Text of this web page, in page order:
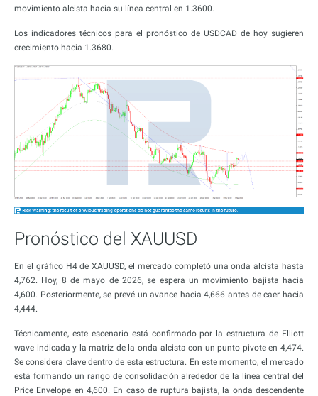
movimiento alcista hacia su línea central en 1.3600.
Los indicadores técnicos para el pronóstico de USDCAD de hoy sugieren
crecimiento hacia 1.3680.
Pronóstico del XAUUSD
En el gráfico H4 de XAUUSD, el mercado completó una onda alcista hasta
4,762. Hoy, 8 de mayo de 2026, se espera un movimiento bajista hacia
4,600. Posteriormente, se prevé un avance hacia 4,666 antes de caer hacia
4,444.
Técnicamente, este escenario está confirmado por la estructura de Elliott
wave indicada y la matriz de la onda alcista con un punto pivote en 4,474.
Se considera clave dentro de esta estructura. En este momento, el mercado
está formando un rango de consolidación alrededor de la línea central del
Price Envelope en 4,600. En caso de ruptura bajista, la onda descendente